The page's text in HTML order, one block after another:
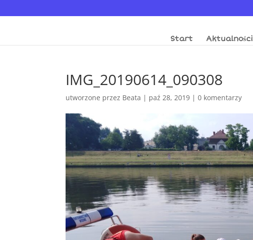
Start Aktualności
IMG_20190614_090308
utworzone przez Beata | paź 28, 2019 |0 komentarzy